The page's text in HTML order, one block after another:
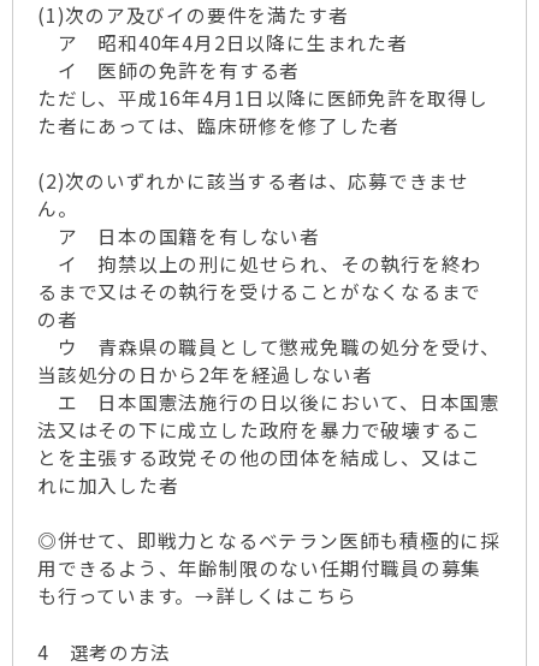
(1)次のア及びイの要件を満たす者
ア 昭和40年4月2日以降に生まれた者
イ 医師の免許を有する者
ただし、平成16年4月1日以降に医師免許を取得し
た者にあっては、臨床研修を修了した者
(2)次のいずれかに該当する者は、応募できませ
ん。
ア 日本の国籍を有しない者
イ 拘禁以上の刑に処せられ、その執行を終わ
るまで又はその執行を受けることがなくなるまで
の者
ウ 青森県の職員として懲戒免職の処分を受け、
当該処分の日から2年を経過しない者
エ 日本国憲法施行の日以後において、日本国憲
法又はその下に成立した政府を暴力で破壊するこ
とを主張する政党その他の団体を結成し、又はこ
れに加入した者
◎併せて、即戦力となるベテラン医師も積極的に採
用できるよう、年齢制限のない任期付職員の募集
も行っています。→詳しくはこちら
4 選考の方法